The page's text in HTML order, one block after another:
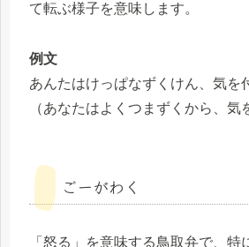
て転ぶ様子を意味します。
例文
あんたはけっぱなずくけん、気を
（あなたはよくつまずくから、気
ごーがわく
「怒る」を意味する鳥取弁で、特